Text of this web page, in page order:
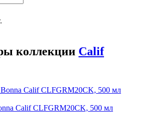
коллекции Calif
Calif CLFGRM20CK, 500 мл